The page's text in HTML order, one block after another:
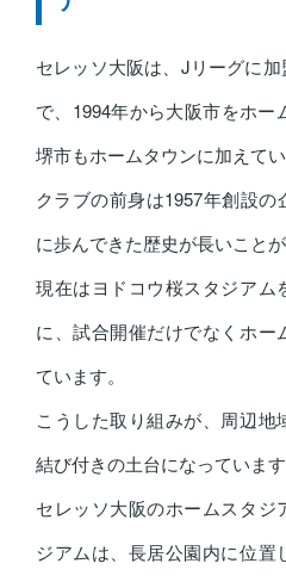
セレッソ大阪は、Jリーグに
で、1994年から大阪市をホー
堺市もホームタウンに加えてい
クラブの前身は1957年創設
に歩んできた歴史が長いことが
現在はヨドコウ桜スタジアム
に、試合開催だけでなくホ
ています。
こうした取り組みが、周辺
結び付きの土台になっています
セレッソ大阪のホームスタジ
ジアムは、長居公園内に位